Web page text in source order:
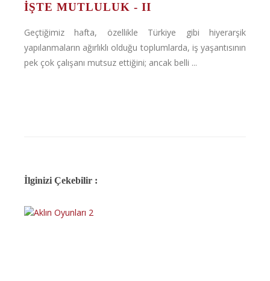
İŞTE MUTLULUK - II
Geçtiğimiz hafta, özellikle Türkiye gibi hiyerarşik
yapılanmaların ağırlıklı olduğu toplumlarda, iş yaşantısının
pek çok çalışanı mutsuz ettiğini; ancak belli ...
İlginizi Çekebilir :